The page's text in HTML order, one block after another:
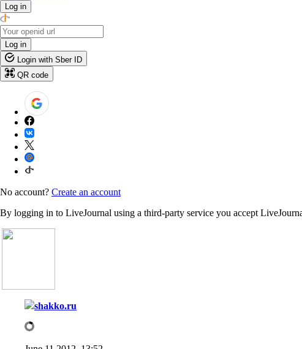
Log in
Log in
Login with Sber ID
QR code
No account? Create an account
By logging in to LiveJournal using a third-party service you accept
shakko.ru